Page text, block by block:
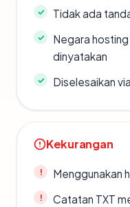
Tidak ada
Negara
dinyatakan
Diselesaikan
Kekurangan
Menggunakan
Catatan TXT